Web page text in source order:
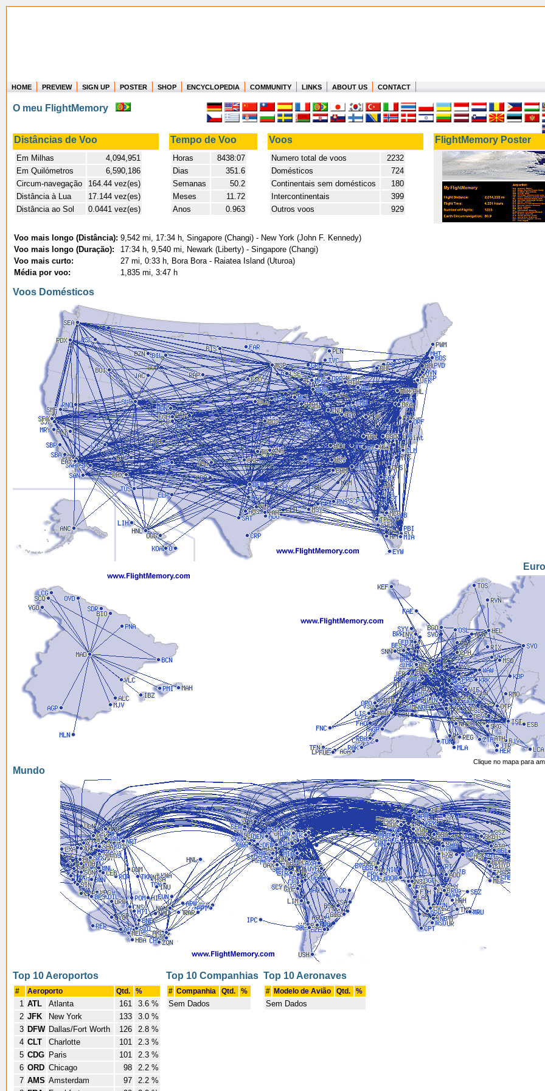
Where in the world have you flown?
How long have you been in the air?
Create your own FlightMemory and see!
HOME PREVIEW SIGN UP POSTER SHOP ENCYCLOPEDIA COMMUNITY LINKS ABOUT US CONTACT
O meu FlightMemory
Distâncias de Voo Tempo de Voo Voos FlightMemory Poster
Em Milhas
4,094,951
Em Quilómetros
6,590,186
Circum-navegação
164.44 vez(es)
Distância à Lua
17.144 vez(es)
Distância ao Sol
0.0441 vez(es)
Horas
8438:07
Dias
351.6
Semanas
50.2
Meses
11.72
Anos
0.963
Numero total de voos
2232
Domésticos
724
Continentais sem domésticos
180
Intercontinentais
399
Outros voos
929
Voo mais longo (Distância): 9,542 mi, 17:34 h, Singapore (Changi) - New York (John F. Kennedy)
Voo mais longo (Duração):
17:34 h, 9,540 mi, Newark (Liberty) - Singapore (Changi)
Voo mais curto:
27 mi, 0:33 h, Bora Bora - Raiatea Island (Uturoa)
Média por voo:
1,835 mi, 3:47 h
Voos Domésticos
Clique no mapa para
Mundo
Top 10 Aeroportos
# Aeroporto Qtd. %
1 ATL Atlanta 161
3.6 %
2 JFK New York 133
3.0 %
3 DFW Dallas/Fort Worth 126
2.8 %
4 CLT Charlotte 101
2.3 %
5 CDG Paris 101
2.3 %
6 ORD Chicago 98
2.2 %
7 AMS Amsterdam 97
2.2 %
Top 10 Companhias
# Companhia Qtd. %
Sem Dados
Top 10 Aeronaves
# Modelo de Avião Qtd. %
Sem Dados